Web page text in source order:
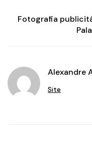
Fotografia
Alexandre
Site